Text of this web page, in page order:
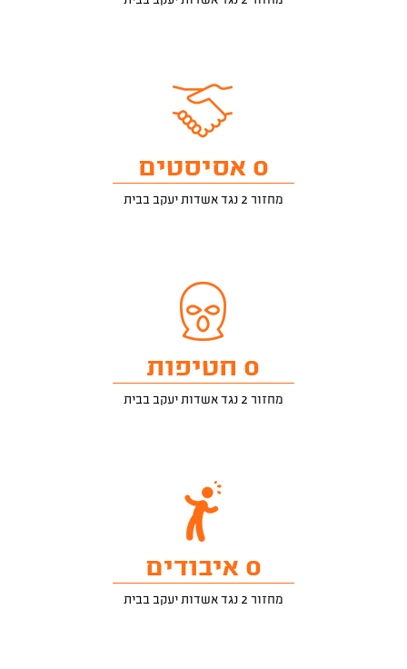
0 אסיסטים
מחזור 2 נגד אשדות יעקב בבית
0 חטיפות
מחזור 2 נגד אשדות יעקב בבית
0 איבודים
מחזור 2 נגד אשדות יעקב בבית